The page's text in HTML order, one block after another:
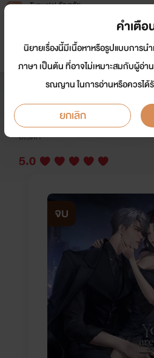
Tunwalai ธัญวลัย
หน้าแรก นิยาย อีบุ๊ก
You Are Mine สัม
นักเขียน: Nanstory_
อีโรติก
5.0
จบ
คำเตือ
นิยายเรื่องนี้มีเนื้อหาหรือรูปแบบการน
ภาษา เป็นต้น ที่อาจไม่เหมาะสมกับผู้อ่า
รณญาน ในการอ่านหรือควรได้
ยกเลิก